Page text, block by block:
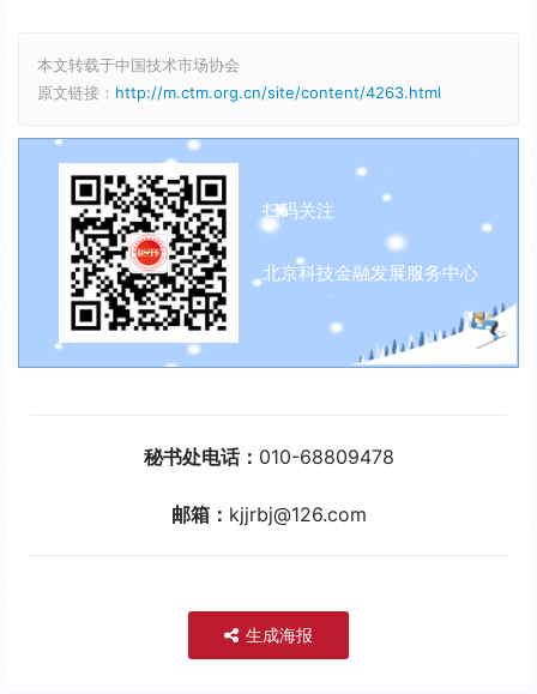
本文转载于中国技术市场协会
原文链接： http://m.ctm.org.cn/site/content/4263.html
扫码关注
北京科技金融发展服务中心
秘书处电话： 010-68809478
邮箱： kjjrbj@126.com
生成海报